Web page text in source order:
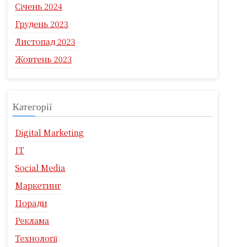
Січень 2024
Грудень 2023
Листопад 2023
Жовтень 2023
Категорії
Digital Marketing
IT
Social Media
Маркетинг
Поради
Реклама
Технології